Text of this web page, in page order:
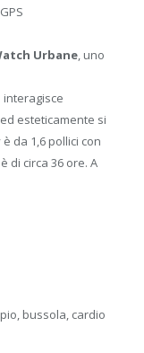
Urbane, uno
esteticamente si
da 1,6 pollici con
di circa 36 ore. A
bussola, cardio